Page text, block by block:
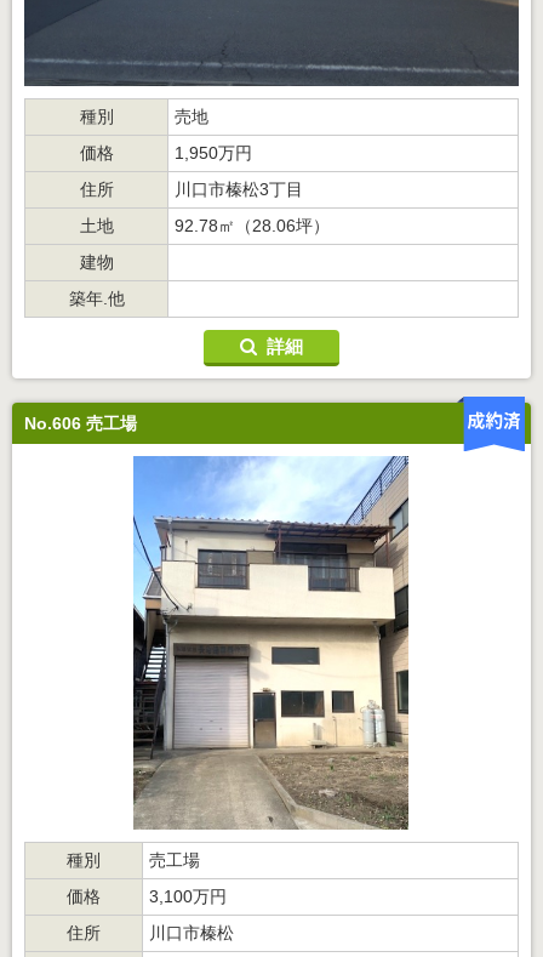
種別
売地
価格
1,950万円
住所
川口市榛松3丁目
土地
92.78㎡（28.06坪）
建物
築年.他
詳細
No.606 売工場
種別
売工場
価格
3,100万円
住所
川口市榛松